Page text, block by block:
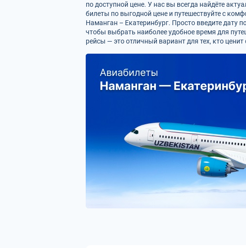
по доступной цене. У нас вы всегда найдёте
билеты по выгодной цене и путешествуйте с
Наманган – Екатеринбург. Просто введите дату
чтобы выбрать наиболее удобное время для
рейсы — это отличный вариант для тех, кто